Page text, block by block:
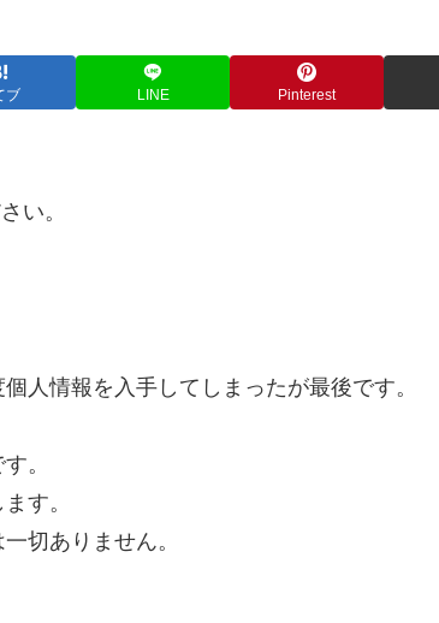
ブ LINE Pinterest
い。
人情報を入手してしまったが最後です。
。
す。
切ありません。